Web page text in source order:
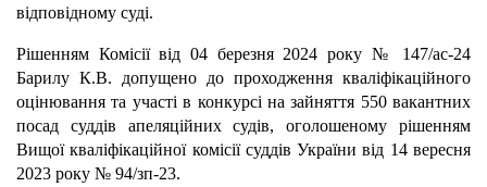
відповідному суді.
Рішенням Комісії від 04 березня 2024 року № 147/ас-24
Барилу К.В. допущено до проходження кваліфікаційного
оцінювання та участі в конкурсі на зайняття 550 вакантних
посад суддів апеляційних судів, оголошеному рішенням
Вищої кваліфікаційної комісії суддів України від 14 вересня
2023 року № 94/зп-23.